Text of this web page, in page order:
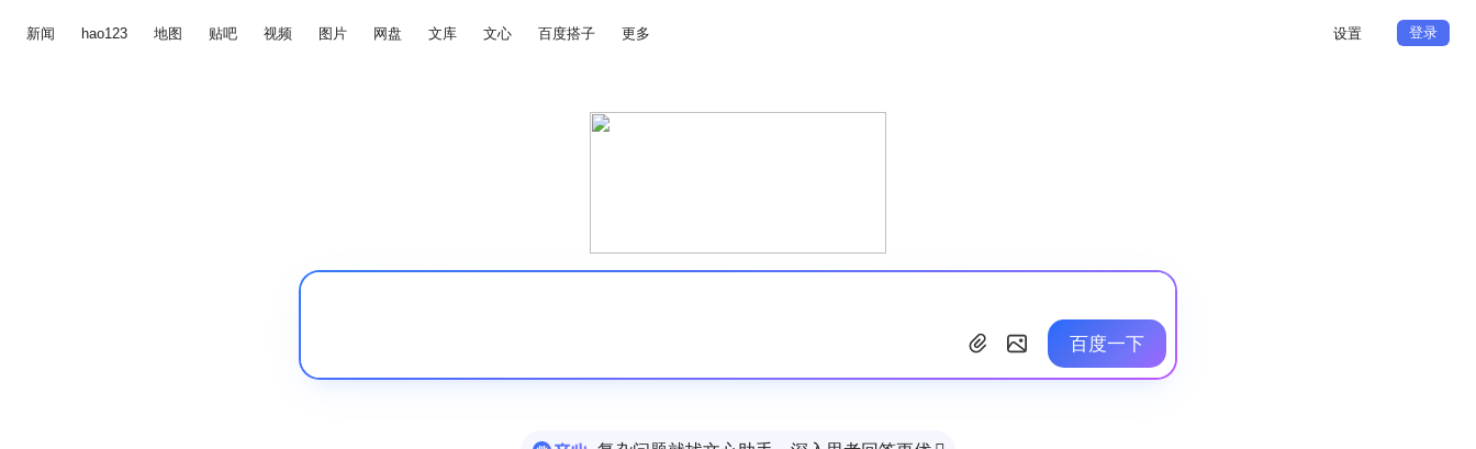
新闻 hao123 地图 贴吧 视频 图片 网盘 文库 文心 百度搭子 更多 设置 登录
百度一下